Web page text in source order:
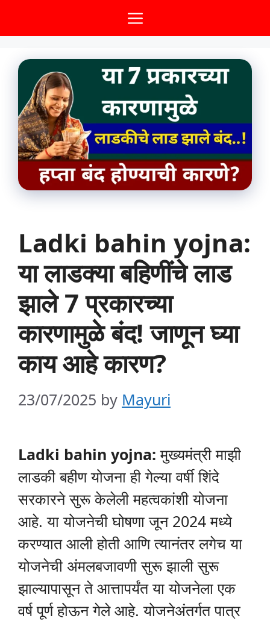
to
content
Menu
Ladki bahin yojna:
या लाडक्या बहिणींचे लाड
झाले 7 प्रकारच्या
कारणामुळे बंद! जाणून घ्या
काय आहे कारण?
23/07/2025 by Mayuri
Ladki bahin yojna: मुख्यमंत्री माझी
लाडकी बहीण योजना ही गेल्या वर्षी शिंदे
सरकारने सुरू केलेली महत्वकांशी योजना
आहे. या योजनेची घोषणा जून 2024 मध्ये
करण्यात आली होती आणि त्यानंतर लगेच या
योजनेची अंमलबजावणी सुरू झाली सुरू
झाल्यापासून ते आत्तापर्यंत या योजनेला एक
वर्ष पूर्ण होऊन गेले आहे. योजनेअंतर्गत पात्र